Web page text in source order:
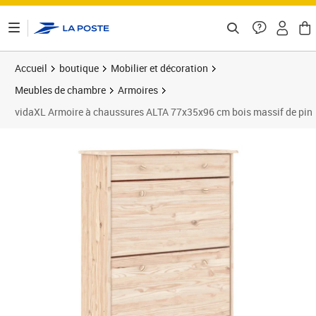
Accueil boutique
Mobilier et décoration
Meubles de chambre
Armoires
vidaXL Armoire à chaussures ALTA 77x35x96 cm bois massif de pin